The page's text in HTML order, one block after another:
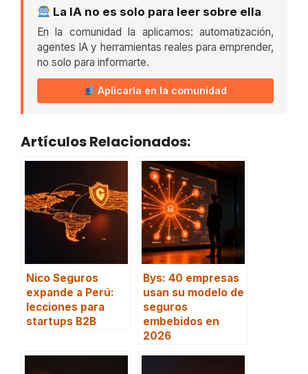
La IA no es solo para leer sobre ella
En la comunidad la aplicamos: automatización,
agentes IA y herramientas reales para emprender,
no solo para informarte.
Aplicarla en la comunidad
Artículos Relacionados:
Nico Seguros
expande a Perú:
lecciones para
startups B2B
Bys: 40 empresas
usan su modelo de
seguros
embebidos en
2026